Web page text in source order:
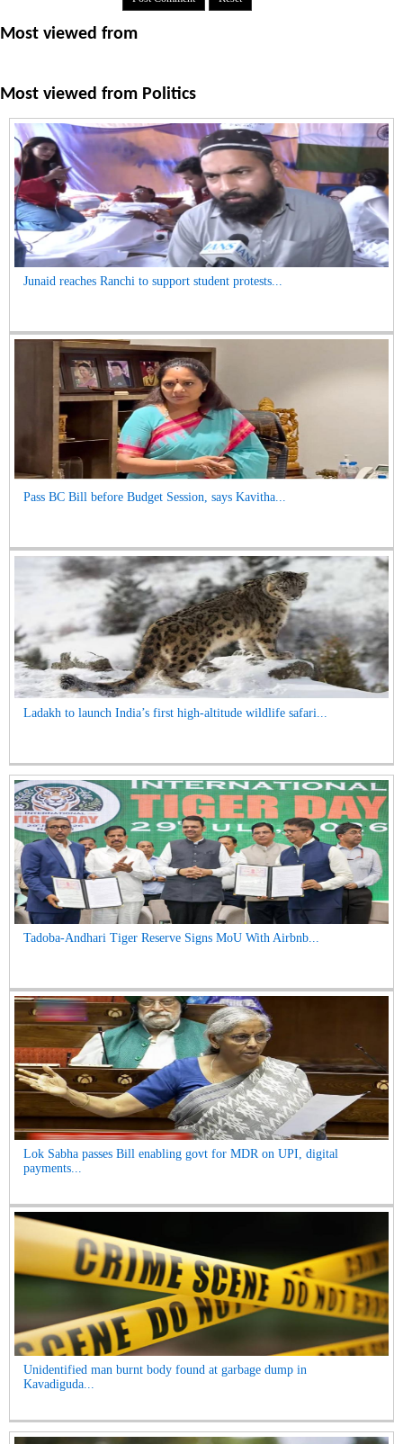
Most viewed from
Most viewed from Politics
Junaid reaches Ranchi to support student protests...
Pass BC Bill before Budget Session, says Kavitha...
Ladakh to launch India’s first high-altitude wildlife safari...
Tadoba-Andhari Tiger Reserve Signs MoU With Airbnb...
Lok Sabha passes Bill enabling govt for MDR on UPI, digital
payments...
Unidentified man burnt body found at garbage dump in
Kavadiguda...